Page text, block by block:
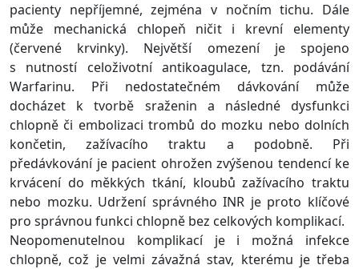
pacienty nepříjemné, zejména v nočním tichu. Dále
může mechanická chlopeň ničit i krevní elementy
(červené krvinky). Největší omezení je spojeno
s nutností celoživotní antikoagulace, tzn. podávání
Warfarinu. Při nedostatečném dávkování může
docházet k tvorbě sraženin a následné dysfunkci
chlopně či embolizaci trombů do mozku nebo dolních
končetin, zažívacího traktu a podobně. Při
předávkování je pacient ohrožen zvýšenou tendencí ke
krvácení do měkkých tkání, kloubů zažívacího traktu
nebo mozku. Udržení správného INR je proto klíčové
pro správnou funkci chlopně bez celkových komplikací.
Neopomenutelnou komplikací je i možná infekce
chlopně, což je velmi závažná stav, kterému je třeba